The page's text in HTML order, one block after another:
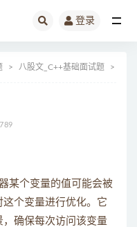
登录
八股文_C++基础面试题
某个变量的值可能会被
个变量进行优化。它
确保每次访问该变量